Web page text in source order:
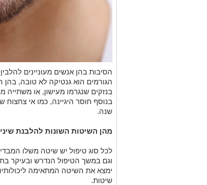
הסיבות בהן אנשים מעוניינים
הגורמים הוא גנטיקה לא טובה,
בנזקים שנגרמו מעישון, או משתייה
בנוסף חוסר היגיינה, כמו אי צחצוח
שנה.
מהן השיטות
לכל סוג טיפול יש שיטה משלו
וגם במשך הטיפול הנדרש ובעיקר
ימצא את השיטה המתאימה ליכולותיו
שיטות.